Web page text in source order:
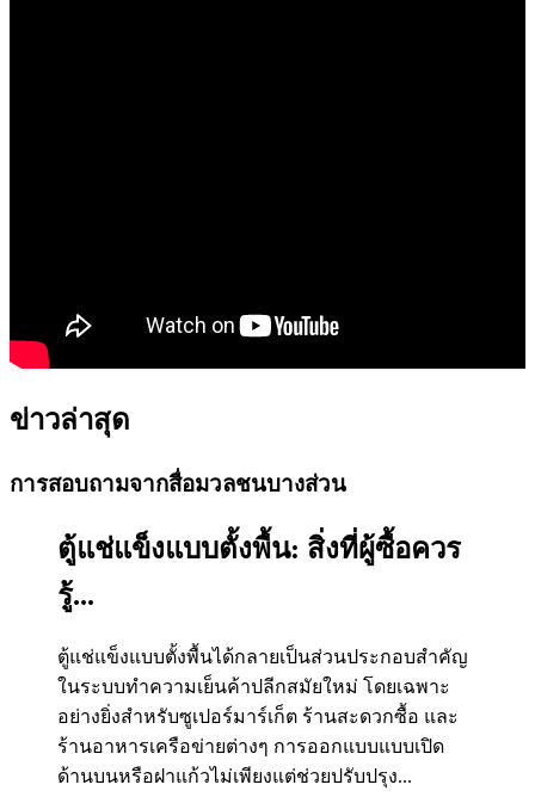
ข่าวล่าสุด
การสอบถามจากสื่อมวลชนบางส่วน
ตู้แช่แข็งแบบตั้งพื้น: สิ่งที่ผู้ซื้อควร
รู้...
ตู้แช่แข็งแบบตั้งพื้นได้กลายเป็นส่วนประกอบสำคัญ
ในระบบทำความเย็นค้าปลีกสมัยใหม่ โดยเฉพาะ
อย่างยิ่งสำหรับซูเปอร์มาร์เก็ต ร้านสะดวกซื้อ และ
ร้านอาหารเครือข่ายต่างๆ การออกแบบแบบเปิด
ด้านบนหรือฝาแก้วไม่เพียงแต่ช่วยปรับปรุง...